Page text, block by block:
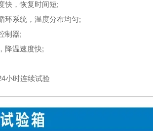
快，恢复时间短;
环系统，温度分布均匀;
制器;
降温速度快;
小时连续试验